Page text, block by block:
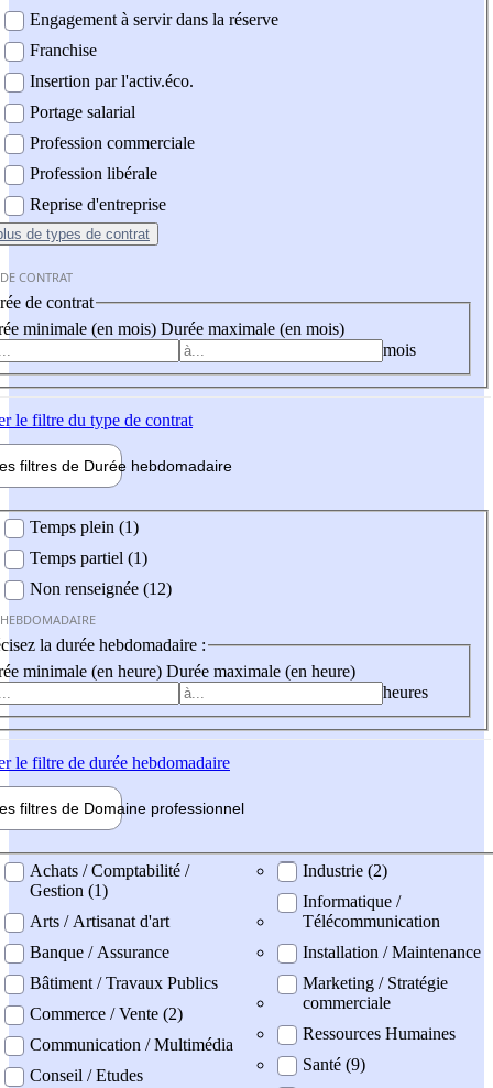
Engagement à servir dans la réserve
Franchise
Insertion par l'activ.éco.
Portage salarial
Profession commerciale
Profession libérale
Reprise d'entreprise
de types de contrat
CONTRAT
de contrat
minimale (en mois) Durée maximale (en mois)
mois
le filtre du type de contrat
filtres de Durée hebdomadaire
Temps plein (1)
Temps partiel (1)
Non renseignée (12)
la durée hebdomadaire :
minimale (en heure) Durée maximale (en heure)
heures
le filtre de durée hebdomadaire
filtres de Domaine professionnel
professionel
Achats / Comptabilité /
Gestion (1)
Arts / Artisanat d'art
Banque / Assurance
Bâtiment / Travaux Publics
Commerce / Vente (2)
Communication / Multimédia
Conseil / Etudes
Industrie (2)
Informatique /
Télécommunication
Installation / Maintenance
Marketing / Stratégie
commerciale
Ressources Humaines
Santé (9)